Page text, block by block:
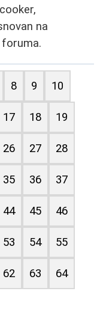
na
8 9 10
17 18 19
26 27 28
35 36 37
44 45 46
53 54 55
62 63 64